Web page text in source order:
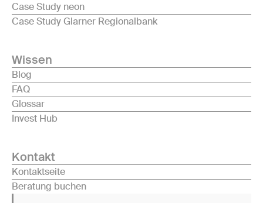
Case Study neon
Case Study Glarner Regionalbank
Wissen
Blog
FAQ
Glossar
Invest Hub
Kontakt
Kontaktseite
Beratung buchen